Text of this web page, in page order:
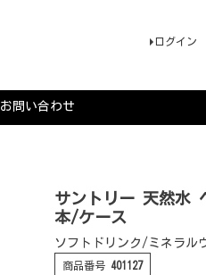
ログイン
お問い合わせ
サントリー 天然水
本/ケース
ソフトドリンク/ミネラル
商品番号 401127